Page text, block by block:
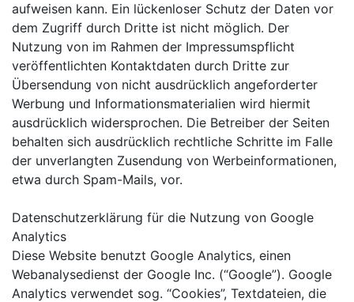
aufweisen kann. Ein lückenloser Schutz der Daten vor
dem Zugriff durch Dritte ist nicht möglich. Der
Nutzung von im Rahmen der Impressumspflicht
veröffentlichten Kontaktdaten durch Dritte zur
Übersendung von nicht ausdrücklich angeforderter
Werbung und Informationsmaterialien wird hiermit
ausdrücklich widersprochen. Die Betreiber der Seiten
behalten sich ausdrücklich rechtliche Schritte im Falle
der unverlangten Zusendung von Werbeinformationen,
etwa durch Spam-Mails, vor.
Datenschutzerklärung für die Nutzung von Google
Analytics
Diese Website benutzt Google Analytics, einen
Webanalysedienst der Google Inc. (“Google”). Google
Analytics verwendet sog. “Cookies”, Textdateien, die